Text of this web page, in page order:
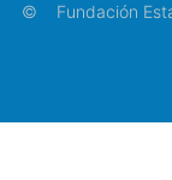
©
Fundación